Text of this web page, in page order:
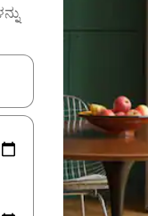
ನ್ಯಾವಿಗೇಟ್ ಮಾಡಿ